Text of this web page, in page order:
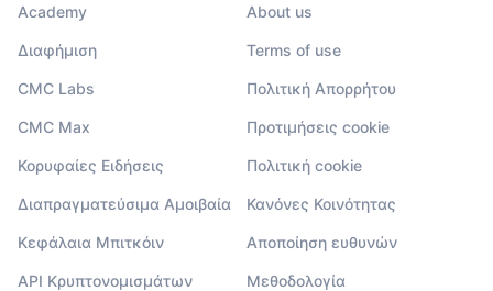
Academy
Διαφήμιση
CMC Labs
CMC Max
Κορυφαίες Ειδήσεις
Διαπραγματεύσιμα Αμοιβαία
Κεφάλαια Μπιτκόιν
API Κρυπτονομισμάτων
About us
Terms of use
Πολιτική Απορρήτου
Προτιμήσεις cookie
Πολιτική cookie
Κανόνες Κοινότητας
Αποποίηση ευθυνών
Μεθοδολογία